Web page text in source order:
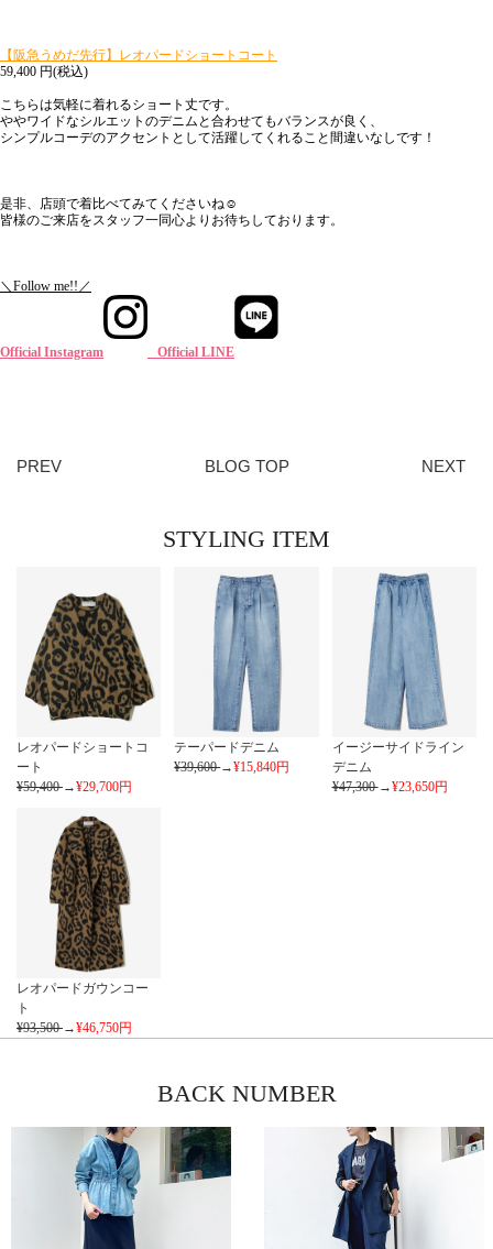
【阪急うめだ先行】レオパードショートコート
59,400 円(税込)
こちらは気軽に着れるショート丈です。
ややワイドなシルエットのデニムと合わせてもバランスが良く、
シンプルコーデのアクセントとして活躍してくれること間違いなしです！
是非、店頭で着比べてみてくださいね☺
皆様のご来店をスタッフ一同心よりお待ちしております。
＼Follow me!!／
Official Instagram Official LINE
BLOG TOP
PREV NEXT
STYLING ITEM
レオパードショートコ
ート
¥59,400→¥29,700円
テーパードデニム
¥39,600→¥15,840円
イージーサイドライン
デニム
¥47,300→¥23,650円
レオパードガウンコー
ト
¥93,500→¥46,750円
BACK NUMBER